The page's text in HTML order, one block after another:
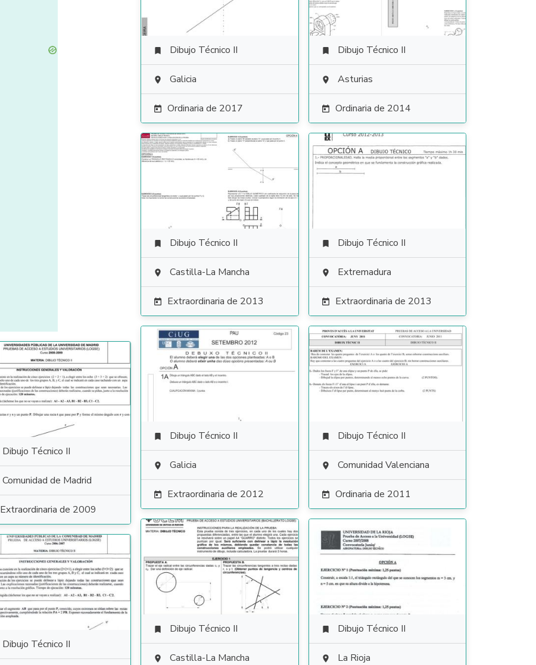
 Dibujo Técnico II
 Galicia
 Ordinaria de 2017
 Dibujo Técnico II
 Asturias
 Ordinaria de 2014
 Dibujo Técnico II
 Castilla-La Mancha
 Extraordinaria de 2013
 Dibujo Técnico II
 Extremadura
 Extraordinaria de 2013
 Dibujo Técnico II
 Galicia
 Extraordinaria de 2012
 Dibujo Técnico II
 Comunidad Valenciana
 Ordinaria de 2011
Dibujo Técnico II
Comunidad de Madrid
Extraordinaria de 2009
 Dibujo Técnico II
 Castilla-La Mancha
 Dibujo Técnico II
 La Rioja
Dibujo Técnico II